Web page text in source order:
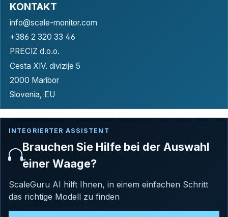
KONTAKT
info@scale-monitor.com
+386 2 320 33 46
PRECIZ d.o.o.
Cesta XIV. divizije 5
2000 Maribor
Slovenia, EU
INTEGRIERTER ASSISTENT
Brauchen Sie Hilfe bei der Auswahl
einer Waage?
ScaleGuru AI hilft Ihnen, in einem einfachen Schritt
das richtige Modell zu finden